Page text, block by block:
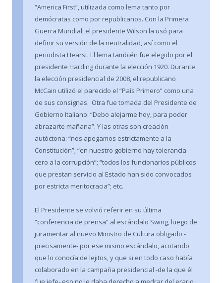
“America First”, utilizada como lema tanto por
demócratas como por republicanos. Con la Primera
Guerra Mundial, el presidente Wilson la usó para
definir su versión de la neutralidad, así como el
periodista Hearst. El lema también fue elegido por el
presidente Harding durante la elección 1920. Durante
la elección presidencial de 2008, el republicano
McCain utilizó el parecido el “País Primero” como una
de sus consignas. Otra fue tomada del Presidente de
Gobierno Italiano: “Debo alejarme hoy, para poder
abrazarte mañana”. Y las otras son creación
autóctona: “nos apegamos estrictamente a la
Constitución”; “en nuestro gobierno hay tolerancia
cero a la corrupción”; “todos los funcionarios públicos
que prestan servicio al Estado han sido convocados
por estricta meritocracia”; etc.
El Presidente se volvió referir en su última
“conferencia de prensa” al escándalo Swing, luego de
juramentar al nuevo Ministro de Cultura obligado -
precisamente- por ese mismo escándalo, acotando
que lo conocía de lejitos, y que si en todo caso había
colaborado en la campaña presidencial -de la que él